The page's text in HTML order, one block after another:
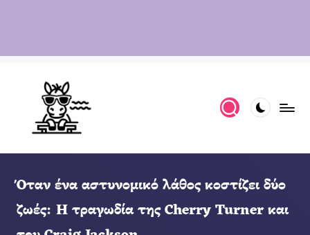
Όταν ένα αστυνομικό λάθος κοστίζει δύο
ζωές: Η τραγωδία της Cherry Turner και